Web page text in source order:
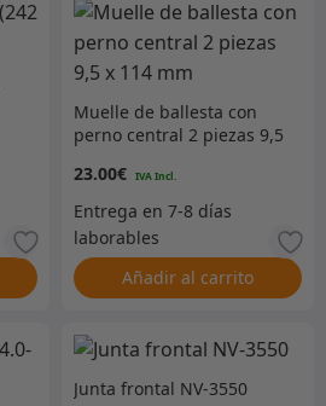
Muelle de ballesta con
perno central 2 piezas 9,5
23.00€
Añadir al carrito
Junta frontal NV-3550